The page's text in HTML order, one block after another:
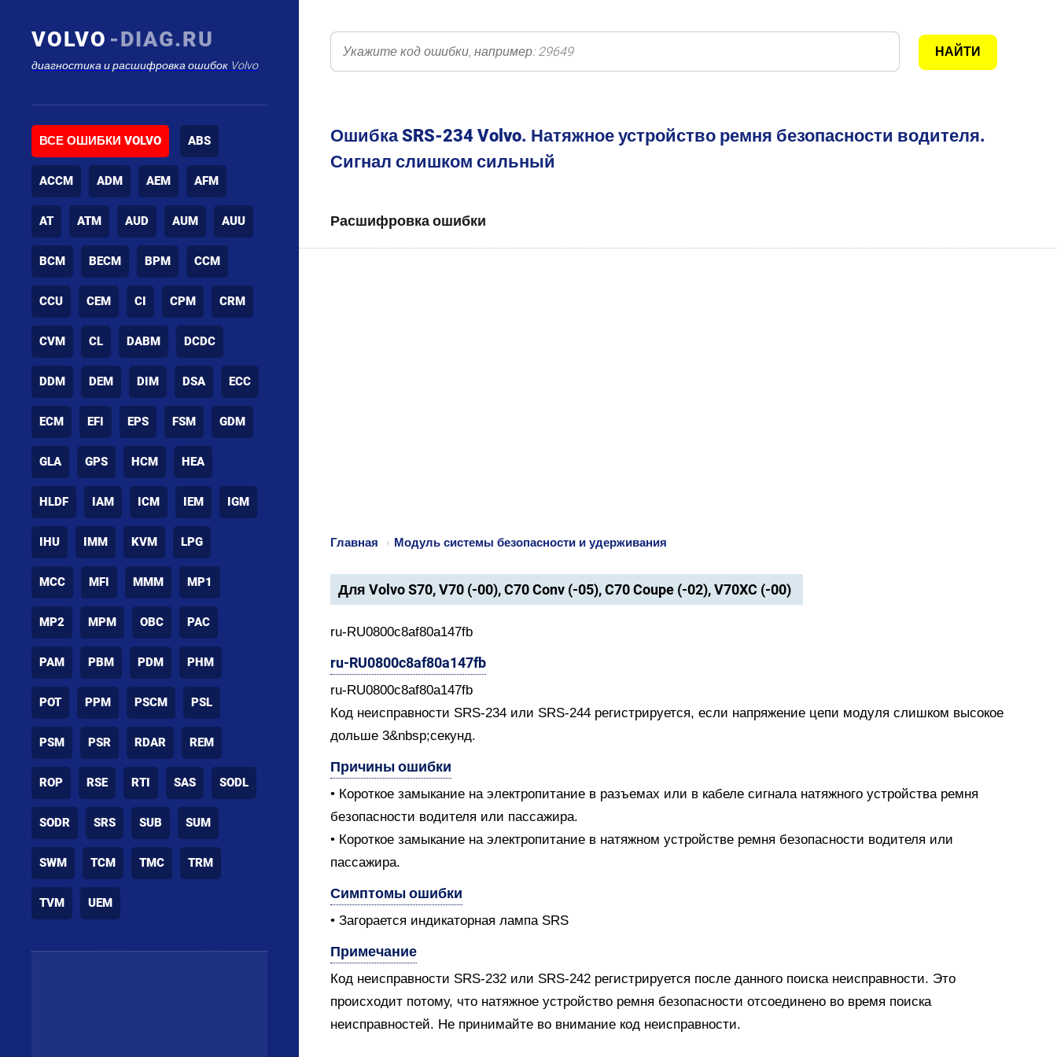
VOLVO -DIAG.RU
диагностика и расшифровка ошибок Volvo
ВСЕ ОШИБКИ VOLVO ABS
ACCM ADM AEM AFM
AT ATM AUD AUM AUU
BCM BECM BPM CCM
CCU CEM CI CPM CRM
CVM CL DABM DCDC
DDM DEM DIM DSA ECC
ECM EFI EPS FSM GDM
GLA GPS HCM HEA
HLDF IAM ICM IEM IGM
IHU IMM KVM LPG
MCC MFI MMM MP1
MP2 MPM OBC PAC
PAM PBM PDM PHM
POT PPM PSCM PSL
PSM PSR RDAR REM
ROP RSE RTI SAS SODL
SODR SRS SUB SUM
SWM TCM TMC TRM
TVM UEM
Ошибка SRS-234 Volvo. Натяжное устройство ремня безопасности водителя.
Сигнал слишком сильный
Расшифровка ошибки
Главная › Модуль системы безопасности и удерживания
Для Volvo S70, V70 (-00), C70 Conv (-05), C70 Coupe (-02), V70XC (-00)
ru-RU0800c8af80a147fb
ru-RU0800c8af80a147fb
ru-RU0800c8af80a147fb
Код неисправности SRS-234 или SRS-244 регистрируется, если напряжение цепи модуля слишком высокое
дольше 3&nbsp;секунд.
Причины ошибки
• Короткое замыкание на электропитание в разъемах или в кабеле сигнала натяжного устройства ремня
безопасности водителя или пассажира.
• Короткое замыкание на электропитание в натяжном устройстве ремня безопасности водителя или
пассажира.
Симптомы ошибки
• Загорается индикаторная лампа SRS
Примечание
Код неисправности SRS-232 или SRS-242 регистрируется после данного поиска неисправности. Это
происходит потому, что натяжное устройство ремня безопасности отсоединено во время поиска
неисправностей. Не принимайте во внимание код неисправности.